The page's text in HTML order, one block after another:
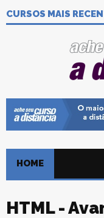
CURSOS MAIS
HOME
HTML -